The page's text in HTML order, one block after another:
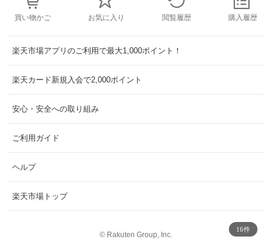
16件
買い物かご お気に入り 閲覧履歴 購入履歴
楽天市場アプリのご利用で最大1,000ポイント！
楽天カード新規入会で2,000ポイント
安心・安全への取り組み
ご利用ガイド
ヘルプ
楽天市場トップ
© Rakuten Group, Inc.